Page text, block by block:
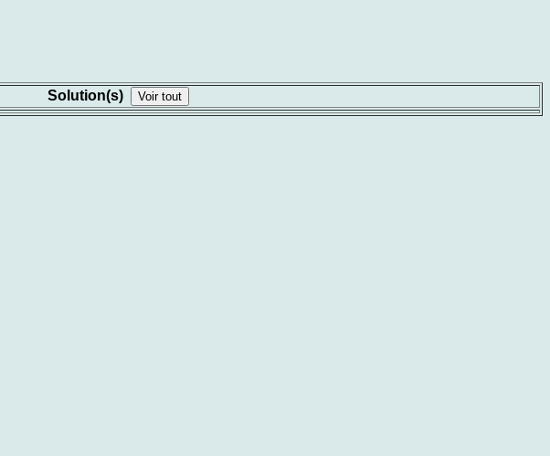
Solution(s) Voir tout